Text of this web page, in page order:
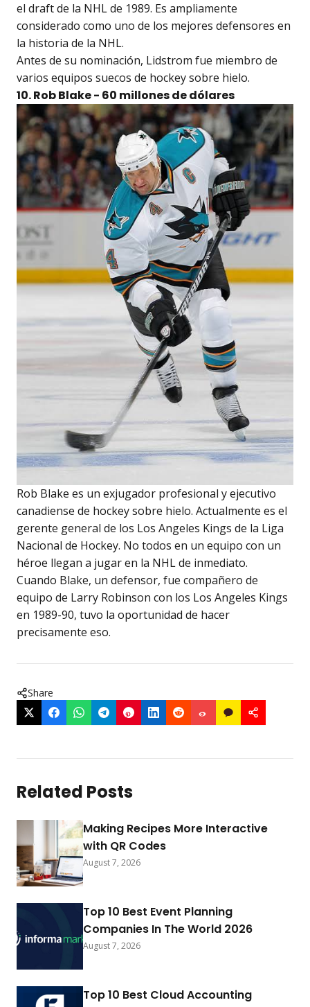
el draft de la NHL de 1989. Es ampliamente
considerado como uno de los mejores defensores en
la historia de la NHL.
Antes de su nominación, Lidstrom fue miembro de
varios equipos suecos de hockey sobre hielo.
10. Rob Blake - 60 millones de dólares
Rob Blake es un exjugador profesional y ejecutivo
canadiense de hockey sobre hielo. Actualmente es el
gerente general de los Los Angeles Kings de la Liga
Nacional de Hockey. No todos en un equipo con un
héroe llegan a jugar en la NHL de inmediato.
Cuando Blake, un defensor, fue compañero de
equipo de Larry Robinson con los Los Angeles Kings
en 1989-90, tuvo la oportunidad de hacer
precisamente eso.
Share
Related Posts
Making Recipes More Interactive
with QR Codes
August 7, 2026
Top 10 Best Event Planning
Companies In The World 2026
August 7, 2026
Top 10 Best Cloud Accounting